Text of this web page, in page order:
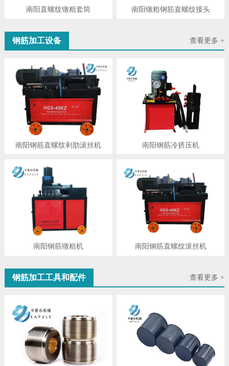
南阳直螺纹镦粗套筒 南阳镦粗钢筋直螺纹接头
查看更多 +
钢筋加工设备
南阳钢筋直螺纹剥肋滚丝机 南阳钢筋冷挤压机
南阳钢筋镦粗机 南阳钢筋直螺纹滚丝机
查看更多 +
钢筋加工工具和配件